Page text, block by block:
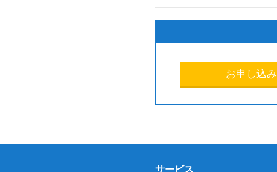
お申し込み
サービス